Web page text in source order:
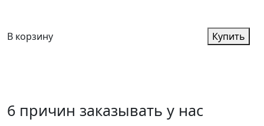
В корзину Купить
6 причин заказывать у нас